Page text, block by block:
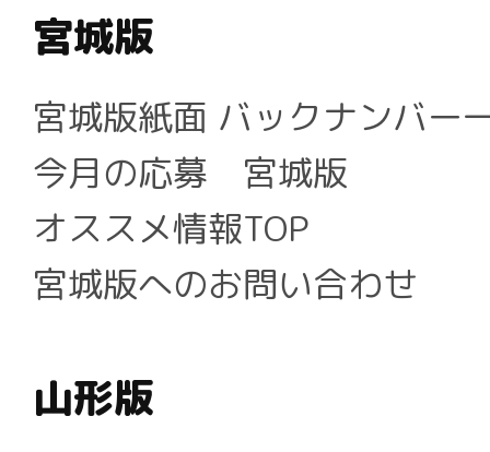
宮城版
宮城版紙面 バックナンバー
今月の応募 宮城版
オススメ情報TOP
宮城版へのお問い合わせ
山形版